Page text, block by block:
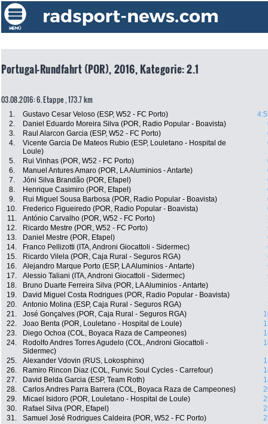
Portugal-Rundfahrt (POR), 2016, Kategorie: 2.1
03.08.2016: 6. Etappe , 173.7 km
1. Gustavo Cesar Veloso (ESP, W52 - FC Porto)
2.
Daniel Eduardo Moreira Silva (POR, Radio Popular - Boavista)
3.
Raul Alarcon Garcia (ESP, W52 - FC Porto)
4.
Vicente Garcia De Mateos Rubio (ESP, Louletano - Hospital de
Loule)
5. Rui Vinhas (POR, W52 - FC Porto)
6.
Manuel Antures Amaro (POR, LA Aluminios - Antarte)
7.
Jóni Silva Brandão (POR, Efapel)
8.
Henrique Casimiro (POR, Efapel)
9.
Rui Miguel Sousa Barbosa (POR, Radio Popular - Boavista)
10.
Frederico Figueiredo (POR, Radio Popular - Boavista)
11.
António Carvalho (POR, W52 - FC Porto)
12.
Ricardo Mestre (POR, W52 - FC Porto)
13.
Daniel Mestre (POR, Efapel)
14.
Franco Pellizotti (ITA, Androni Giocattoli - Sidermec)
15.
Ricardo Vilela (POR, Caja Rural - Seguros RGA)
16.
Alejandro Marque Porto (ESP, LA Aluminios - Antarte)
17.
Alessio Taliani (ITA, Androni Giocattoli - Sidermec)
18.
Bruno Duarte Ferreira Silva (POR, LA Aluminios - Antarte)
19.
David Miguel Costa Rodrigues (POR, Radio Popular - Boavista)
20.
Antonio Molina (ESP, Caja Rural - Seguros RGA)
21.
José Gonçalves (POR, Caja Rural - Seguros RGA)
22.
Joao Benta (POR, Louletano - Hospital de Loule)
23.
Diego Ochoa (COL, Boyaca Raza de Campeones)
24.
Rodolfo Andres Torres Agudelo (COL, Androni Giocattoli -
Sidermec)
25. Alexander Vdovin (RUS, Lokosphinx)
26.
Ramiro Rincon Diaz (COL, Funvic Soul Cycles - Carrefour)
27.
David Belda Garcia (ESP, Team Roth)
28.
Carlos Andres Parra Barrera (COL, Boyaca Raza de Campeones)
29.
Micael Isidoro (POR, Louletano - Hospital de Loule)
30.
Rafael Silva (POR, Efapel)
31.
Samuel José Rodrigues Caldeira (POR, W52 - FC Porto)